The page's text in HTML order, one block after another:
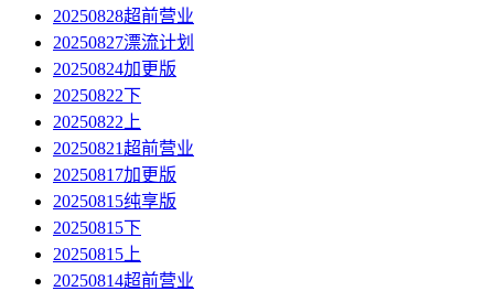
20250828超前营业
20250827漂流计划
20250824加更版
20250822下
20250822上
20250821超前营业
20250817加更版
20250815纯享版
20250815下
20250815上
20250814超前营业